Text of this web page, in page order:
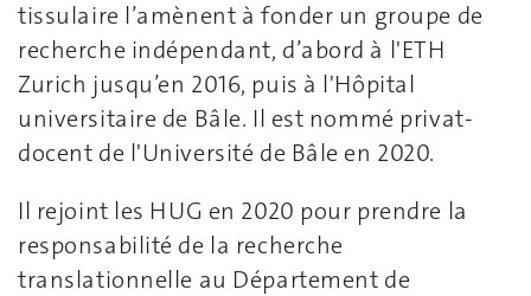
tissulaire l’amènent à fonder un groupe de
recherche indépendant, d’abord à l'ETH
Zurich jusqu’en 2016, puis à l'Hôpital
universitaire de Bâle. Il est nommé privat-
docent de l'Université de Bâle en 2020.
Il rejoint les HUG en 2020 pour prendre la
responsabilité de la recherche
translationnelle au Département de